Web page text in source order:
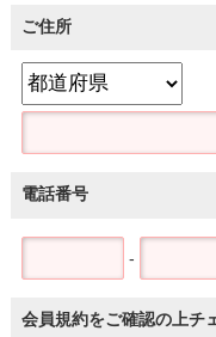
ご住所
電話番号
-
会員規約をご確認の上チ